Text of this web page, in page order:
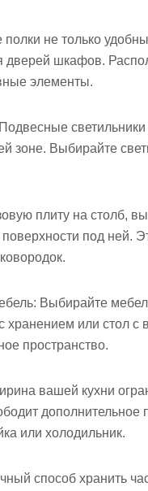
не только
дверей шкафов.
элементы.
зоне. Выбирайте
плиту на столб,
под ней.
Выбирайте
хранением или
пространство.
вашей кухни
дополнительное
или холодильник.
способ хранить